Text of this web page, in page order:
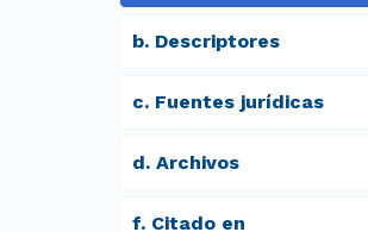
b. Descriptores
c. Fuentes jurídicas
d. archivos
f. Citado en